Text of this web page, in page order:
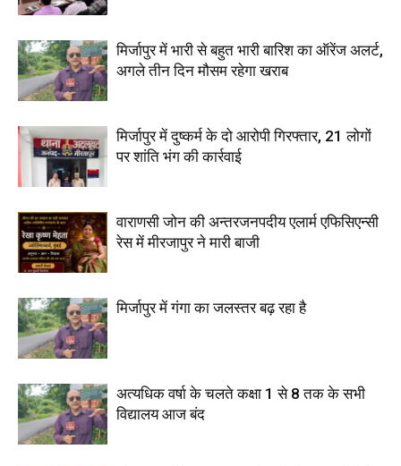
मिर्जापुर में भारी से बहुत भारी बारिश का ऑरेंज अलर्ट,
अगले तीन दिन मौसम रहेगा खराब
मिर्जापुर में दुष्कर्म के दो आरोपी गिरफ्तार, 21 लोगों
पर शांति भंग की कार्रवाई
वाराणसी जोन की अन्तरजनपदीय एलार्म एफिसिएन्सी
रेस में मीरजापुर ने मारी बाजी
मिर्जापुर में गंगा का जलस्तर बढ़ रहा है
अत्यधिक वर्षा के चलते कक्षा 1 से 8 तक के सभी
विद्यालय आज बंद